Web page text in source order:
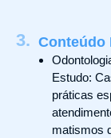
3. Conteúdo
Estudo:
práticas
matismos